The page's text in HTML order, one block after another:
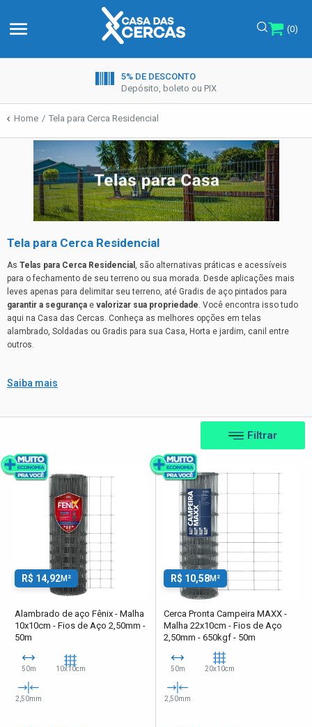
menu (0)
5% DE DESCONTO
Depósito, boleto ou PIX
Home Tela para Cerca Residencial
Tela para Cerca Residencial
As Telas para Cerca Residencial , são alternativas práticas e acessíveis
para o fechamento de seu terreno ou sua morada. Desde aplicações mais
leves apenas para delimitar seu terreno, até Gradis de aço pintados para
garantir a segurança e valorizar sua propriedade. Você encontra isso tudo
aqui na Casa das Cercas. Conheça as melhores opções em telas
alambrado, Soldadas ou Gradis para sua Casa, Horta e jardim, canil entre
outros.
Saiba mais
Filtrar
R$ 14,92M²
Alambrado de aço Fênix - Malha
10x10cm - Fios de Aço 2,50mm -
50m
50m 10x10cm
2,50mm
R$ 10,58M²
Cerca Pronta Campeira MAXX -
Malha 22x10cm - Fios de Aço
2,50mm - 650kgf - 50m
50m 20x10cm
2,50mm